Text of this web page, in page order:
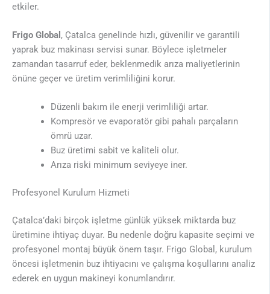
etkiler.
Frigo Global , Çatalca genelinde hızlı, güvenilir ve garantili
yaprak buz makinası servisi sunar. Böylece işletmeler
zamandan tasarruf eder, beklenmedik arıza maliyetlerinin
önüne geçer ve üretim verimliliğini korur.
Düzenli bakım ile enerji verimliliği artar.
Kompresör ve evaporatör gibi pahalı parçaların
ömrü uzar.
Buz üretimi sabit ve kaliteli olur.
Arıza riski minimum seviyeye iner.
Profesyonel Kurulum Hizmeti
Çatalca’daki birçok işletme günlük yüksek miktarda buz
üretimine ihtiyaç duyar. Bu nedenle doğru kapasite seçimi ve
profesyonel montaj büyük önem taşır. Frigo Global, kurulum
öncesi işletmenin buz ihtiyacını ve çalışma koşullarını analiz
ederek en uygun makineyi konumlandırır.